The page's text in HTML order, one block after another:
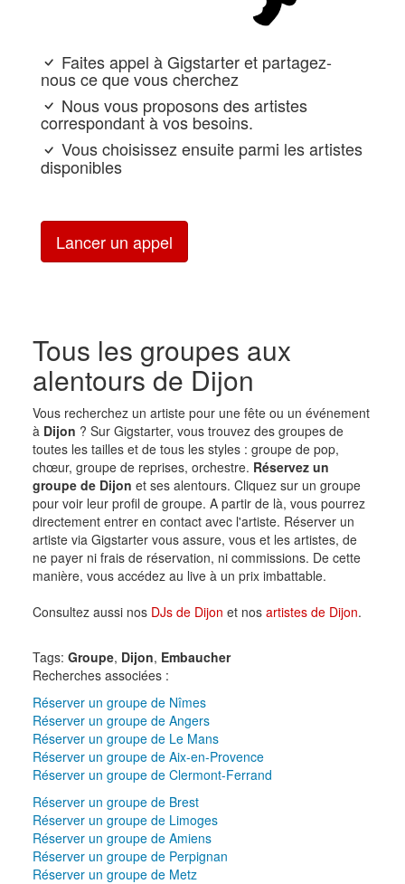
Faites appel à Gigstarter et partagez-
nous ce que vous cherchez
Nous vous proposons des artistes
correspondant à vos besoins.
Vous choisissez ensuite parmi les artistes
disponibles
Lancer un appel
Tous les groupes aux
alentours de Dijon
Vous recherchez un artiste pour une fête ou un événement
à Dijon ? Sur Gigstarter, vous trouvez des groupes de
toutes les tailles et de tous les styles : groupe de pop,
chœur, groupe de reprises, orchestre. Réservez un
groupe de Dijon et ses alentours. Cliquez sur un groupe
pour voir leur profil de groupe. A partir de là, vous pourrez
directement entrer en contact avec l'artiste. Réserver un
artiste via Gigstarter vous assure, vous et les artistes, de
ne payer ni frais de réservation, ni commissions. De cette
manière, vous accédez au live à un prix imbattable.
Consultez aussi nos DJs de Dijon et nos artistes de Dijon.
Tags: Groupe, Dijon, Embaucher
Recherches associées :
Réserver un groupe de Nîmes
Réserver un groupe de Angers
Réserver un groupe de Le Mans
Réserver un groupe de Aix-en-Provence
Réserver un groupe de Clermont-Ferrand
Réserver un groupe de Brest
Réserver un groupe de Limoges
Réserver un groupe de Amiens
Réserver un groupe de Perpignan
Réserver un groupe de Metz